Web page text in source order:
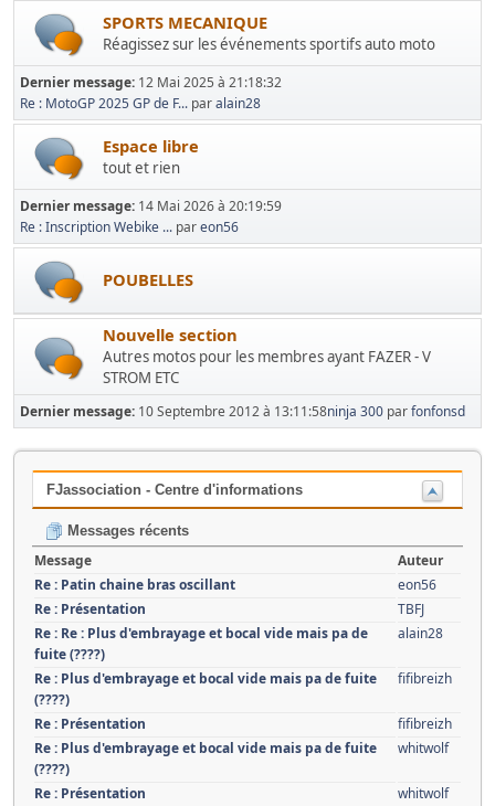
SPORTS MECANIQUE
Réagissez sur les événements sportifs auto moto
Dernier message: 12 Mai 2025 à 21:18:32
Re : MotoGP 2025 GP de F... paralain28
Espace libre
tout et rien
Dernier message: 14 Mai 2026 à 20:19:59
Re : Inscription Webike ... pareon56
POUBELLES
Nouvelle section
Autres motos pour les membres ayant FAZER - V
STROM ETC
Dernier message: 10 Septembre 2012 à 13:11:58ninja 300 parfonfonsd
FJassociation - Centre d'informations
Messages récents
Message
Auteur
Re : Patin chaine bras oscillant
eon56
Re : Présentation
TBFJ
Re : Re : Plus d'embrayage et bocal vide mais pa de
fuite (????)
alain28
Re : Plus d'embrayage et bocal vide mais pa de fuite
(????)
fifibreizh
Re : Présentation
fifibreizh
Re : Plus d'embrayage et bocal vide mais pa de fuite
(????)
whitwolf
Re : Présentation
whitwolf